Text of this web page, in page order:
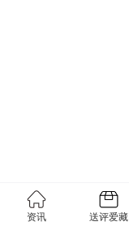
资讯 送评爱藏